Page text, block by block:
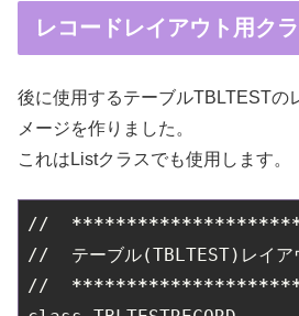
レコードレイアウト用ク
後に使用するテーブルTBLTESTの
メージを作りました。
これはListクラスでも使用します。
// ********************
//  テーブル(TBLTEST)レイア
// ********************